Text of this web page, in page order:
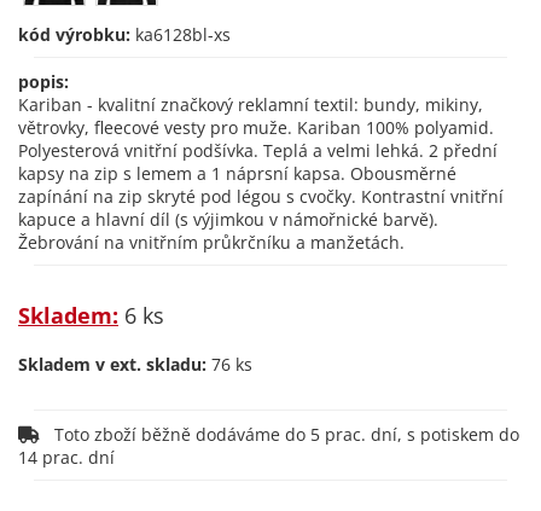
kód výrobku: ka6128bl-xs
popis:
Kariban - kvalitní značkový reklamní textil: bundy, mikiny,
větrovky, fleecové vesty pro muže. Kariban 100% polyamid.
Polyesterová vnitřní podšívka. Teplá a velmi lehká. 2 přední
kapsy na zip s lemem a 1 náprsní kapsa. Obousměrné
zapínání na zip skryté pod légou s cvočky. Kontrastní vnitřní
kapuce a hlavní díl (s výjimkou v námořnické barvě).
Žebrování na vnitřním průkrčníku a manžetách.
Skladem: 6 ks
Skladem v ext. skladu: 76 ks
14 prac. dní